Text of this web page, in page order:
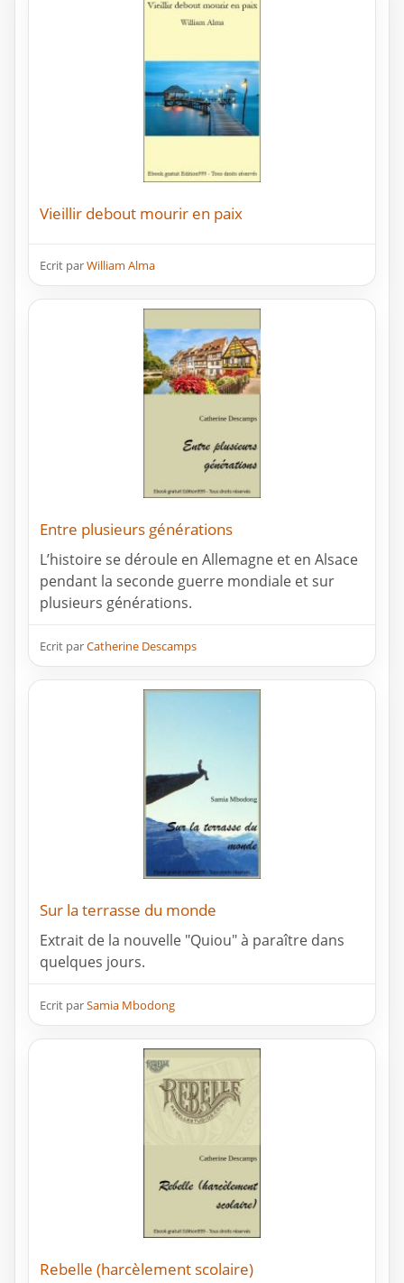
Vieillir debout mourir en paix
Ecrit parWilliam Alma
Entre plusieurs générations
L’histoire se déroule en Allemagne et en Alsace
pendant la seconde guerre mondiale et sur
plusieurs générations.
Ecrit parCatherine Descamps
Sur la terrasse du monde
Extrait de la nouvelle "Quiou" à paraître dans
quelques jours.
Ecrit parSamia Mbodong
Rebelle (harcèlement scolaire)